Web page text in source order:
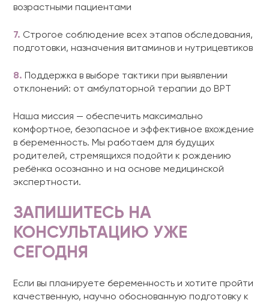
возрастными пациентами
7. Строгое соблюдение всех этапов обследования,
подготовки, назначения витаминов и нутрицевтиков
8.
Поддержка в выборе тактики при выявлении
отклонений: от амбулаторной терапии до ВРТ
Наша миссия — обеспечить максимально
комфортное, безопасное и эффективное вхождение
в беременность. Мы работаем для будущих
родителей, стремящихся подойти к рождению
ребёнка осознанно и на основе медицинской
экспертности.
ЗАПИШИТЕСЬ НА
КОНСУЛЬТАЦИЮ УЖЕ
СЕГОДНЯ
Если вы планируете беременность и хотите пройти
качественную, научно обоснованную подготовку к